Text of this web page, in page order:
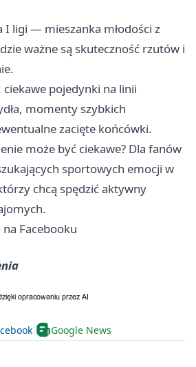
ligi — mieszanka młodości z
ważne są skuteczność rzutów i
pojedynki na linii
momenty szybkich
zacięte końcówki.
może być ciekawe? Dla fanów
sportowych emocji w
chcą spędzić aktywny
Facebooku
Google News